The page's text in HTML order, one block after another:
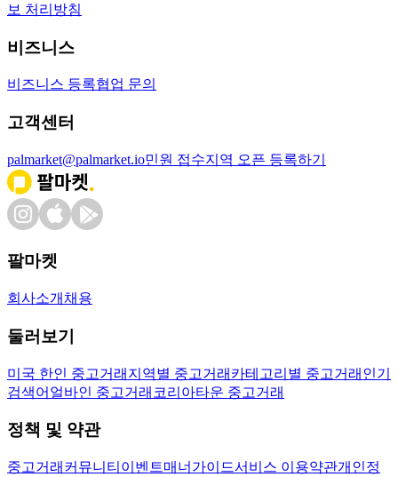
보 처리방침
비즈니스
비즈니스 등록협업 문의
고객센터
palmarket@palmarket.io민원 접수지역 오픈 등록하기
팔마켓
회사소개 채용
둘러보기
미국 한인 중고거래 지역별 중고거래 카테고리별 중고거래 인기
검색어 얼바인 중고거래 코리아타운 중고거래
정책 및 약관
중고거래 커뮤니티 이벤트매너가이드서비스 이용약관개인정